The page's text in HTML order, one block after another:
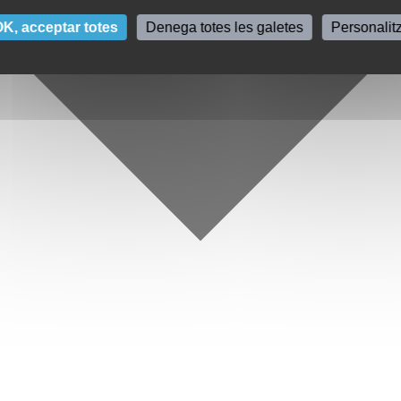
acceptar totes Denega totes les galetes